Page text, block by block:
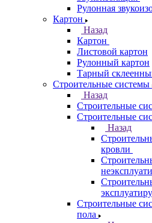
Рулонная
Картон
Назад
Картон
Листовой картон
Рулонный картон
Тарный
Строительные системы
Назад
Строительные
Строительные
Назад
кровли
Строительные
пола